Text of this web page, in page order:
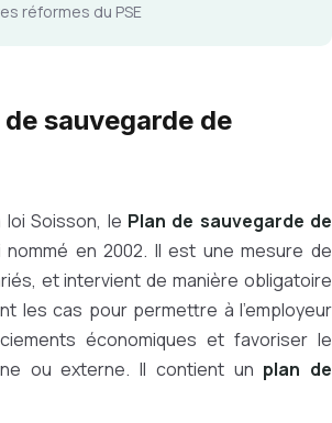
réformes du PSE
de sauvegarde de
loi Soisson, le Plan de sauvegarde de
en 2002. Il est une mesure de
et intervient de manière obligatoire
les cas pour permettre à l’employeur
économiques et favoriser le
ou externe. Il contient un plan de